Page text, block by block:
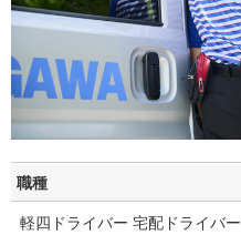
職種
軽四ドライバー 宅配ドライバー